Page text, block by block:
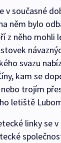
v současné
něm bylo
z něho mohli
svazu
kam se
trojím
letiště
linky se